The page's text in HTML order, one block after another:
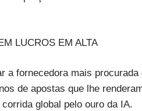
LUCROS EM ALTA
a fornecedora mais
de apostas que lhe
global pelo ouro da IA.